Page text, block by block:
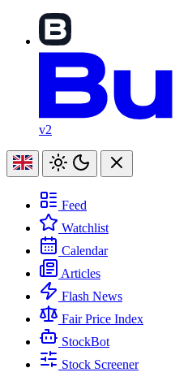
v2
Feed
Watchlist
Calendar
Articles
Flash News
Fair Price Index
StockBot
Stock Screener